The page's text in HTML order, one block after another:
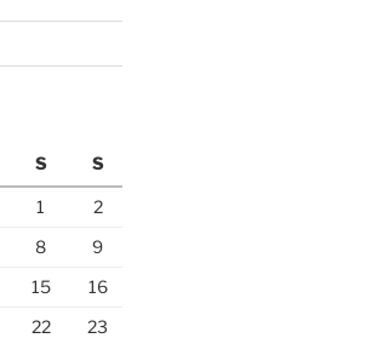
S S
1
2
8
9
15
16
22
23